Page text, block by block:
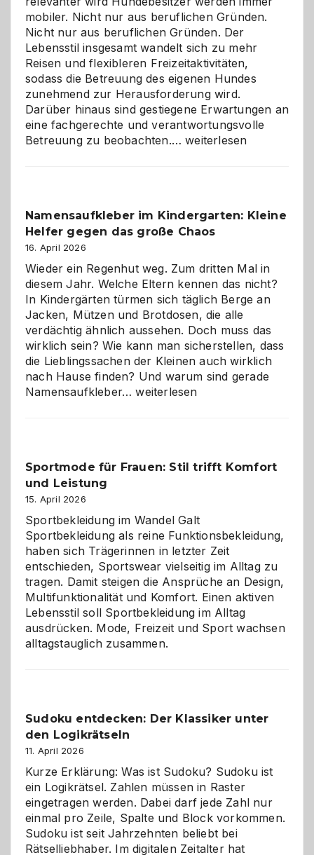
mobiler. Nicht nur aus beruflichen Gründen.
Nicht nur aus beruflichen Gründen. Der
Lebensstil insgesamt wandelt sich zu mehr
Reisen und flexibleren Freizeitaktivitäten,
sodass die Betreuung des eigenen Hundes
zunehmend zur Herausforderung wird.
Darüber hinaus sind gestiegene Erwartungen an
eine fachgerechte und verantwortungsvolle
Betreuung zu beobachten.…Betreuung
ist
eine
Wahl?
weiterlesen
Namensaufkleber im Kindergarten: Kleine
Helfer gegen das große Chaos
16. April 2026
Wieder ein Regenhut weg. Zum dritten Mal in
diesem Jahr. Welche Eltern kennen das nicht?
In Kindergärten türmen sich täglich Berge an
Jacken, Mützen und Brotdosen, die alle
verdächtig ähnlich aussehen. Doch muss das
wirklich sein? Wie kann man sicherstellen, dass
die Lieblingssachen der Kleinen auch wirklich
nach Hause finden? Und warum sind gerade
Namensaufkleber…Namensaufkleber
gegen
Chaos
weiterlesen
Sportmode für Frauen: Stil trifft Komfort
und Leistung
15. April 2026
Sportbekleidung im Wandel Galt
Sportbekleidung als reine Funktionsbekleidung,
haben sich Trägerinnen in letzter Zeit
entschieden, Sportswear vielseitig im Alltag zu
tragen. Damit steigen die Ansprüche an Design,
Multifunktionalität und Komfort. Einen aktiven
Lebensstil soll Sportbekleidung im Alltag
ausdrücken. Mode, Freizeit und Sport wachsen
alltagstauglich zusammen.
Sudoku entdecken: Der Klassiker unter
den Logikrätseln
11. April 2026
Kurze Erklärung: Was ist Sudoku? Sudoku ist
ein Logikrätsel. Zahlen müssen in Raster
eingetragen werden. Dabei darf jede Zahl nur
einmal pro Zeile, Spalte und Block vorkommen.
Sudoku ist seit Jahrzehnten beliebt bei
Rätselliebhaber. Im digitalen Zeitalter hat